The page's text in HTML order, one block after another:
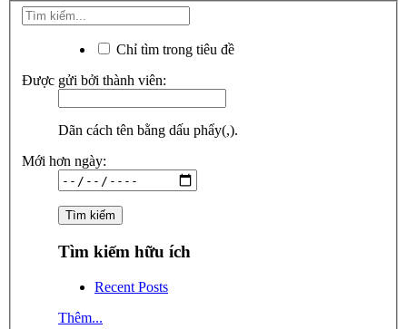
Chỉ tìm trong tiêu đề
Được gửi bởi thành viên:
Dãn cách tên bằng dấu phẩy(,).
Mới hơn ngày:
Tìm kiếm hữu ích
Recent Posts
Thêm...